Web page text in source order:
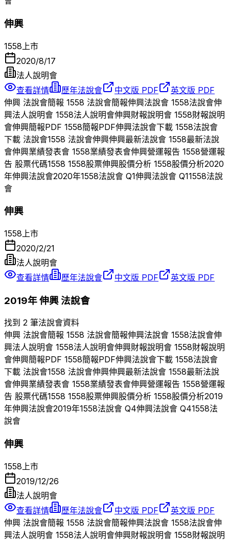
伸興
1558 上市
2020/8/17
法人說明會
查看詳情
歷年法說會 中文版 PDF
英文版 PDF
伸興 法說會簡報 1558 法說會簡報伸興法說會 1558法說會伸
興法人說明會 1558法人說明會伸興財報說明會 1558財報說明
會伸興簡報PDF 1558簡報PDF伸興法說會下載 1558法說會
下載 法說會1558 法說會伸興伸興最新法說會 1558最新法說
會伸興業績發表會 1558業績發表會伸興營運報告 1558營運報
告 股票代碼1558 1558股票伸興股價分析 1558股價分析2020
年伸興法說會2020年1558法說會 Q1伸興法說會 Q11558法說
會
伸興
1558 上市
2020/2/21
法人說明會
查看詳情
歷年法說會 中文版 PDF 英文版 PDF
2019年伸興法說會
找到 2 筆法說會資料
伸興 法說會簡報 1558 法說會簡報伸興法說會 1558法說會伸
興法人說明會 1558法人說明會伸興財報說明會 1558財報說明
會伸興簡報PDF 1558簡報PDF伸興法說會下載 1558法說會
下載 法說會1558 法說會伸興伸興最新法說會 1558最新法說
會伸興業績發表會 1558業績發表會伸興營運報告 1558營運報
告 股票代碼1558 1558股票伸興股價分析 1558股價分析2019
年伸興法說會2019年1558法說會 Q4伸興法說會 Q41558法
說會
伸興
1558 上市
2019/12/26
法人說明會
查看詳情
歷年法說會 中文版 PDF
英文版 PDF
伸興 法說會簡報 1558 法說會簡報伸興法說會 1558法說會伸
興法人說明會 1558法人說明會伸興財報說明會 1558財報說明